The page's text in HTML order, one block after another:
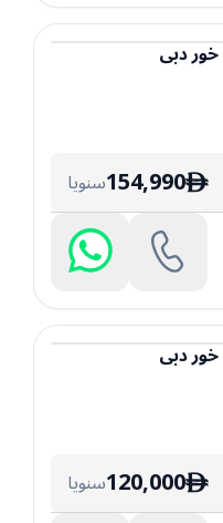
خور دبي
ê
154,990سنويا
خور دبي
ê
120,000سنويا